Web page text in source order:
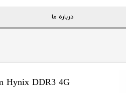
درباره ما
Hynix DDR3 4G